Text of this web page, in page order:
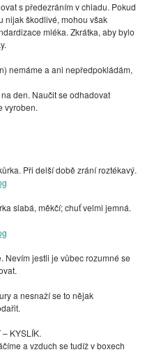
s předezráním v chladu. Pokud
nijak škodlivé, mohou však
mléka. Zkrátka, aby bylo
nemáme a ani nepředpokládám,
den. Naučit se odhadovat
vyroben.
Při delší době zrání roztékavý.
slabá, měkčí; chuť velmi jemná.
Nevím jestli je vůbec rozumné se
a nesnaží se to nějak
KYSLÍK.
a vzduch se tudíž v boxech